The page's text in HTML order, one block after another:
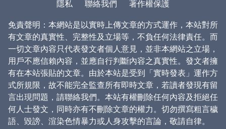
隱私 聯絡我們 著作權保護
免責聲明：本網站是以實時上傳文章的方式運作，本站對所
有文章的真實性、完整性及立場等，不負任何法律責任。而
一切文章內容只代表發文者個人意見，並非本網站之立場，
用戶不應信賴內容，並應自行判斷內容之真實性。發文者擁
有在本站張貼的文章。由於本站是受到「實時發表」運作方
式所規限，故不能完全監查所有即時文章，若讀者發現有留
言出現問題，請聯絡我們。本站有權刪除任何內容及拒絕任
何人士發文，同時亦有不刪除文章的權力。切勿撰寫粗言穢
語、毀謗、渲染色情暴力或人身攻擊的言論，敬請自律。